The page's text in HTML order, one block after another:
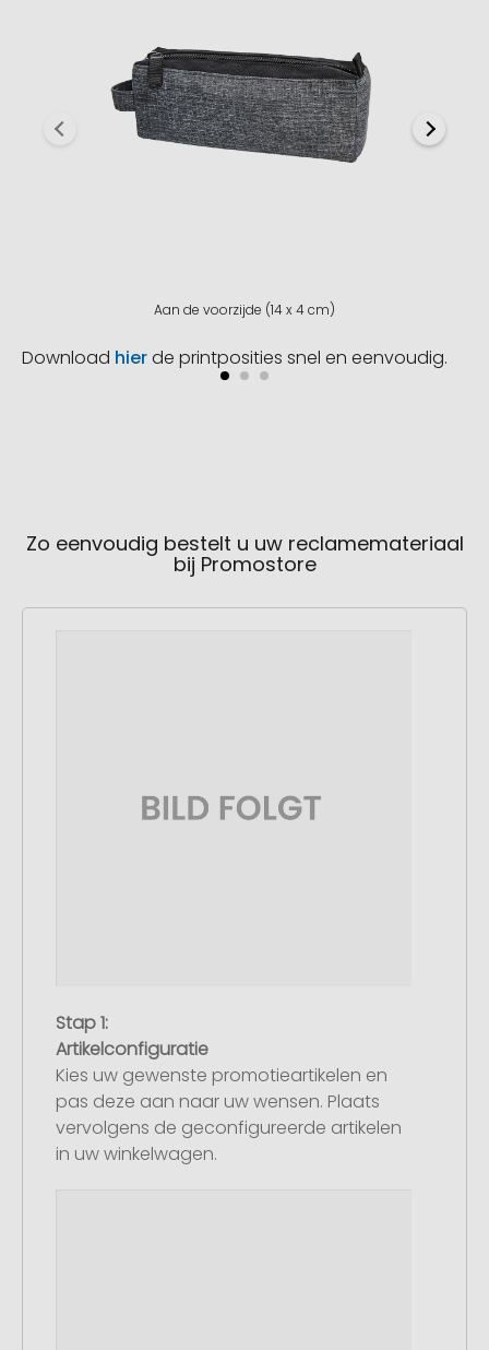
Aan de voorzijde (14 x 4 cm)
Download hierde printposities snel en eenvoudig.
Zo eenvoudig bestelt u uw reclamemateriaal
bij Promostore
Stap 1:
Artikelconfiguratie
Kies uw gewenste promotieartikelen en
pas deze aan naar uw wensen. Plaats
vervolgens de geconfigureerde artikelen
in uw winkelwagen.